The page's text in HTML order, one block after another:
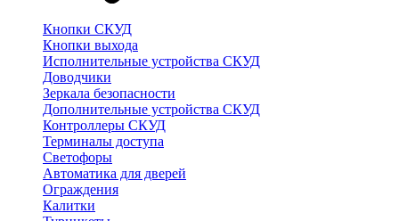
Кнопки СКУД
Кнопки выхода
Исполнительные устройства СКУД
Доводчики
Зеркала безопасности
Дополнительные устройства СКУД
Контроллеры СКУД
Терминалы доступа
Светофоры
Автоматика для дверей
Ограждения
Калитки